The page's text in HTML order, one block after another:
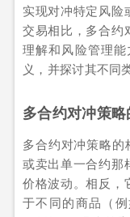
实现对冲特定风险
交易相比，多合约
理解和风险管理
义，并探讨其不同
多合约对冲策
多合约对冲策略的
或卖出单一合约那
价格波动。相反，
于不同的商品（